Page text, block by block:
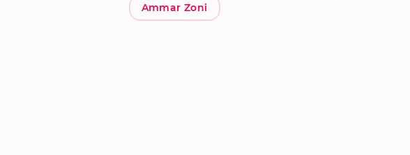
Ammar Zoni